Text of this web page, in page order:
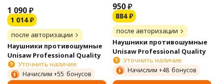
1 090₽
1 014 ₽
после авторизации
Наушники противошумные
Unisaw Professional Quality
Уточнить наличие
Начислим +55 бонусов
950₽
884 ₽
после авторизации
Наушники противошумные
Unisaw Professional Quality
Уточнить наличие
Начислим +48 бонусов